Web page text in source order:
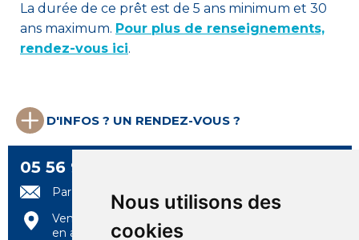
Nous utilisons des
cookies
La durée de ce prêt est de 5 ans minimum et 30
ans maximum. Pour plus de renseignements,
rendez-vous ici.
D'INFOS ? UN RENDEZ-VOUS ?
05 56 99 97 97
Par e-mail
Venez nous rencontrer
en agence